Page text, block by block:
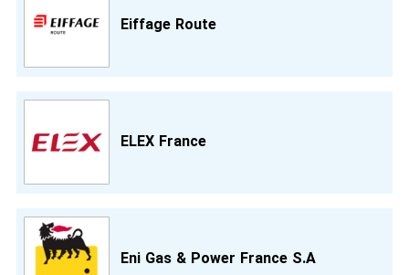
Eiffage Route
ELEX France
Eni Gas & Power France S.A